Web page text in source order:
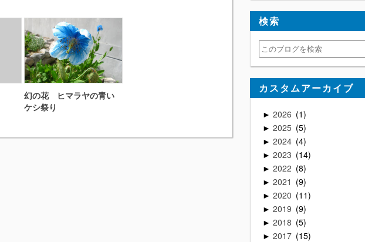
幻の花 ヒマラヤの青い
ケシ祭り
検索
カスタムアーカイブ
► 2026 1
► 2025 5
► 2024 4
► 2023 14
► 2022 8
► 2021 9
► 2020 11
► 2019 9
► 2018 5
► 2017 15